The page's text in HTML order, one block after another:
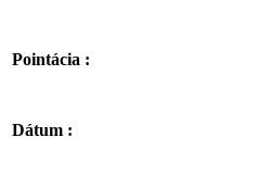
Pointácia :
Dátum :